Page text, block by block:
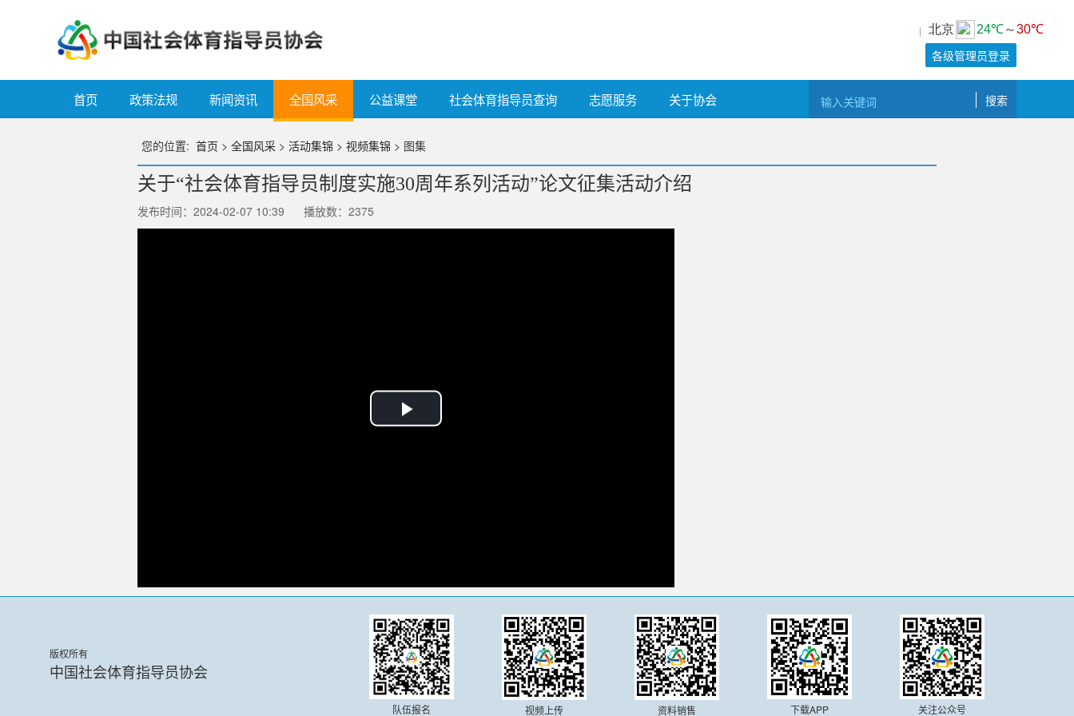
|
各级管理员登录
首页 政策法规 新闻资讯 全国风采 公益课堂 社会体育指导员查询 志愿服务 关于协会 搜索
您的位置: 首页 > 全国风采 > 活动集锦 > 视频集锦 > 图集
关于“社会体育指导员制度实施30周年系列活动”论文征集活动介绍
发布时间：2024-02-07 10:39 播放数： 2375
播
版权所有
中国社会体育指导员协会
关注公众号
下载APP
资料销售
视频上传
队伍报名